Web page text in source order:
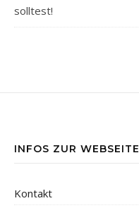
solltest!
INFOS ZUR WEBSEITE
Kontakt